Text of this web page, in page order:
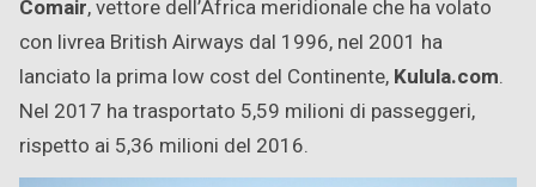
Comair, vettore dell’Africa meridionale che ha volato
con livrea British Airways dal 1996, nel 2001 ha
lanciato la prima low cost del Continente, Kulula.com.
Nel 2017 ha trasportato 5,59 milioni di passeggeri,
rispetto ai 5,36 milioni del 2016.